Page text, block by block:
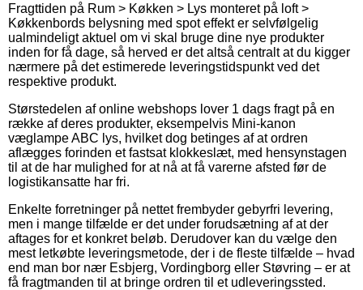
Fragttiden på Rum > Køkken > Lys monteret på loft >
Køkkenbords belysning med spot effekt er selvfølgelig
ualmindeligt aktuel om vi skal bruge dine nye produkter
inden for få dage, så herved er det altså centralt at du kigger
nærmere på det estimerede leveringstidspunkt ved det
respektive produkt.
Størstedelen af online webshops lover 1 dags fragt på en
række af deres produkter, eksempelvis Mini-kanon
væglampe ABC lys, hvilket dog betinges af at ordren
aflægges forinden et fastsat klokkeslæt, med hensynstagen
til at de har mulighed for at nå at få varerne afsted før de
logistikansatte har fri.
Enkelte forretninger på nettet frembyder gebyrfri levering,
men i mange tilfælde er det under forudsætning af at der
aftages for et konkret beløb. Derudover kan du vælge den
mest letkøbte leveringsmetode, der i de fleste tilfælde – hvad
end man bor nær Esbjerg, Vordingborg eller Støvring – er at
få fragtmanden til at bringe ordren til et udleveringssted.